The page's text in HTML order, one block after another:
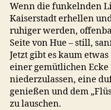
Wenn die funkelnden
Kaiserstadt erhellen
ruhiger werden,
Seite von Hue – still,
Jetzt gibt es kaum
einer gemütlichen Ecke
niederzulassen, eine
genießen und dem
zu lauschen.